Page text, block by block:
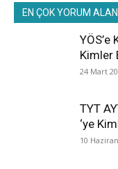
EN ÇOK YORUM
YÖS’e
Kimler
24 Mart
TYT
‘ye
10